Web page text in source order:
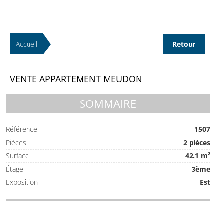
Accueil Retour
VENTE APPARTEMENT MEUDON
SOMMAIRE
Référence
1507
Pièces
2 pièces
Surface
42.1 m²
Étage
3ème
Exposition
Est